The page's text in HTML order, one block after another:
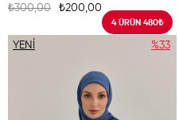
₺200,00
₺300,00
4 ÜRÜN 480₺
%33
YENI